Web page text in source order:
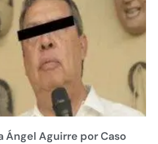
Ángel Aguirre por Caso